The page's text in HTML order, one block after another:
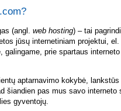
(angl. web hosting) – tai
jūsų internetiniam projektui,
prie spartaus
aptarnavimo kokybė, lankstūs
šiandien pas mus savo interneto
gyventojų.